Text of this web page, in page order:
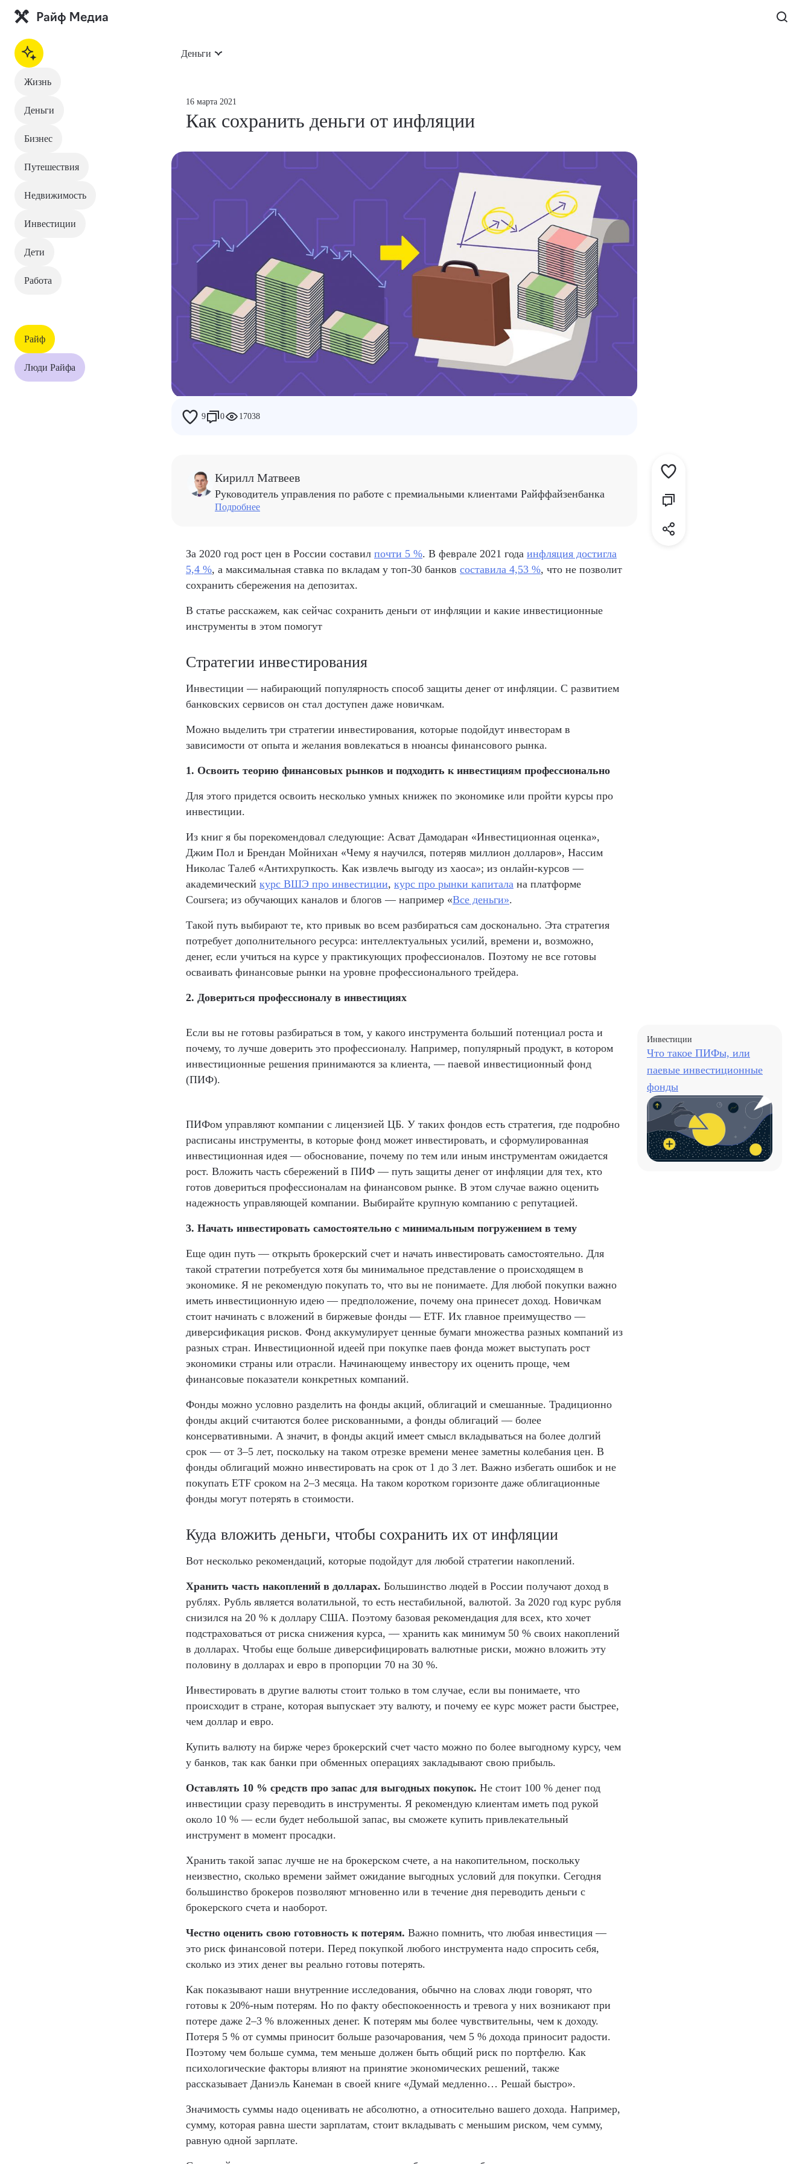
Жизнь
Деньги
Бизнес
Путешествия
Недвижимость
Инвестиции
Дети
Работа
Райф
Люди Райфа
Деньги
Жизнь
Деньги
Путешествия
Недвижимость
Инвестиции
Дети
Работа
Райф
Люди Райфа
16 марта 2021
Как сохранить деньги от инфляции
9 0 17038
Кирилл Матвеев
Руководитель управления по работе с премиальными клиентами Райффайзенбанка
Подробнее
За 2020 год рост цен в России составил почти 5 %. В феврале 2021 года инфляция достигла
5,4 %, а максимальная ставка по вкладам у топ-30 банков составила 4,53 %, что не позволит
сохранить сбережения на депозитах.
В статье расскажем, как сейчас сохранить деньги от инфляции и какие инвестиционные
инструменты в этом помогут
Стратегии инвестирования
Инвестиции — набирающий популярность способ защиты денег от инфляции. С развитием
банковских сервисов он стал доступен даже новичкам.
Можно выделить три стратегии инвестирования, которые подойдут инвесторам в
зависимости от опыта и желания вовлекаться в нюансы финансового рынка.
1. Освоить теорию финансовых рынков и подходить к инвестициям профессионально
Для этого придется освоить несколько умных книжек по экономике или пройти курсы про
инвестиции.
Из книг я бы порекомендовал следующие: Асват Дамодаран «Инвестиционная оценка»,
Джим Пол и Брендан Мойнихан «Чему я научился, потеряв миллион долларов», Нассим
Николас Талеб «Антихрупкость. Как извлечь выгоду из хаоса»; из онлайн-курсов —
академический курс ВШЭ про инвестиции, курс про рынки капитала на платформе
Coursera; из обучающих каналов и блогов — например «Все деньги».
Такой путь выбирают те, кто привык во всем разбираться сам досконально. Эта стратегия
потребует дополнительного ресурса: интеллектуальных усилий, времени и, возможно,
денег, если учиться на курсе у практикующих профессионалов. Поэтому не все готовы
осваивать финансовые рынки на уровне профессионального трейдера.
2. Довериться профессионалу в инвестициях
Если вы не готовы разбираться в том, у какого инструмента больший потенциал роста и
почему, то лучше доверить это профессионалу. Например, популярный продукт, в котором
инвестиционные решения принимаются за клиента, — паевой инвестиционный фонд
(ПИФ).
Инвестиции
Что такое ПИФы, или
паевые инвестиционные
фонды
ПИФом управляют компании с лицензией ЦБ. У таких фондов есть стратегия, где подробно
расписаны инструменты, в которые фонд может инвестировать, и сформулированная
инвестиционная идея — обоснование, почему по тем или иным инструментам ожидается
рост. Вложить часть сбережений в ПИФ — путь защиты денег от инфляции для тех, кто
готов довериться профессионалам на финансовом рынке. В этом случае важно оценить
надежность управляющей компании. Выбирайте крупную компанию с репутацией.
3. Начать инвестировать самостоятельно с минимальным погружением в тему
Еще один путь — открыть брокерский счет и начать инвестировать самостоятельно. Для
такой стратегии потребуется хотя бы минимальное представление о происходящем в
экономике. Я не рекомендую покупать то, что вы не понимаете. Для любой покупки важно
иметь инвестиционную идею — предположение, почему она принесет доход. Новичкам
стоит начинать с вложений в биржевые фонды — ETF. Их главное преимущество —
диверсификация рисков. Фонд аккумулирует ценные бумаги множества разных компаний из
разных стран. Инвестиционной идеей при покупке паев фонда может выступать рост
экономики страны или отрасли. Начинающему инвестору их оценить проще, чем
финансовые показатели конкретных компаний.
Фонды можно условно разделить на фонды акций, облигаций и смешанные. Традиционно
фонды акций считаются более рискованными, а фонды облигаций — более
консервативными. А значит, в фонды акций имеет смысл вкладываться на более долгий
срок — от 3–5 лет, поскольку на таком отрезке времени менее заметны колебания цен. В
фонды облигаций можно инвестировать на срок от 1 до 3 лет. Важно избегать ошибок и не
покупать ETF сроком на 2–3 месяца. На таком коротком горизонте даже облигационные
фонды могут потерять в стоимости.
Куда вложить деньги, чтобы сохранить их от инфляции
Вот несколько рекомендаций, которые подойдут для любой стратегии накоплений.
Хранить часть накоплений в долларах. Большинство людей в России получают доход в
рублях. Рубль является волатильной, то есть нестабильной, валютой. За 2020 год курс рубля
снизился на 20 % к доллару США. Поэтому базовая рекомендация для всех, кто хочет
подстраховаться от риска снижения курса, — хранить как минимум 50 % своих накоплений
в долларах. Чтобы еще больше диверсифицировать валютные риски, можно вложить эту
половину в долларах и евро в пропорции 70 на 30 %.
Инвестировать в другие валюты стоит только в том случае, если вы понимаете, что
происходит в стране, которая выпускает эту валюту, и почему ее курс может расти быстрее,
чем доллар и евро.
Купить валюту на бирже через брокерский счет часто можно по более выгодному курсу, чем
у банков, так как банки при обменных операциях закладывают свою прибыль.
Оставлять 10 % средств про запас для выгодных покупок. Не стоит 100 % денег под
инвестиции сразу переводить в инструменты. Я рекомендую клиентам иметь под рукой
около 10 % — если будет небольшой запас, вы сможете купить привлекательный
инструмент в момент просадки.
Хранить такой запас лучше не на брокерском счете, а на накопительном, поскольку
неизвестно, сколько времени займет ожидание выгодных условий для покупки. Сегодня
большинство брокеров позволяют мгновенно или в течение дня переводить деньги с
брокерского счета и наоборот.
Честно оценить свою готовность к потерям. Важно помнить, что любая инвестиция —
это риск финансовой потери. Перед покупкой любого инструмента надо спросить себя,
сколько из этих денег вы реально готовы потерять.
Как показывают наши внутренние исследования, обычно на словах люди говорят, что
готовы к 20%-ным потерям. Но по факту обеспокоенность и тревога у них возникают при
потере даже 2–3 % вложенных денег. К потерям мы более чувствительны, чем к доходу.
Потеря 5 % от суммы приносит больше разочарования, чем 5 % дохода приносит радости.
Поэтому чем больше сумма, тем меньше должен быть общий риск по портфелю. Как
психологические факторы влияют на принятие экономических решений, также
рассказывает Даниэль Канеман в своей книге «Думай медленно… Решай быстро».
Значимость суммы надо оценивать не абсолютно, а относительно вашего дохода. Например,
сумму, которая равна шести зарплатам, стоит вкладывать с меньшим риском, чем сумму,
равную одной зарплате.